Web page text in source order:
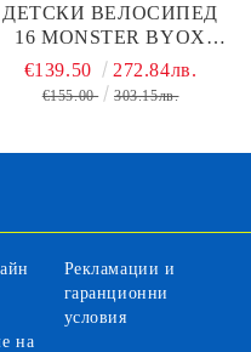
ДЕТСКИ ВЕЛОСИПЕД
16 MONSTER BYOX
ЗЕЛЕН
€139.50 272.84лв.
€155.00 303.15лв.
на
Рекламации и
гаранционни
условия